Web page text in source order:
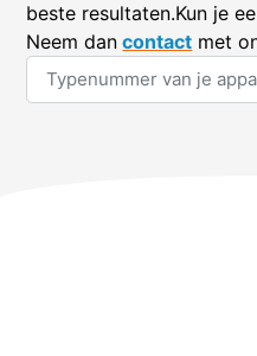
beste resultaten.Kun je
Neem dan contact met